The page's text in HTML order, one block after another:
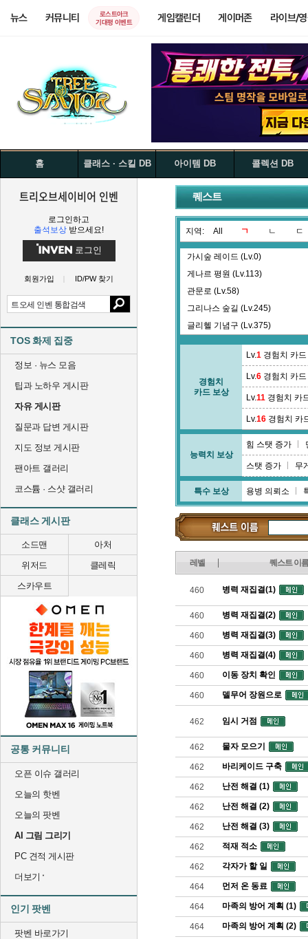
뉴스 커뮤니티
로스트아크
기대평 이벤트
게임캘린더 게이머존 라이브/
홈 클래스 · 스킬 DB 아이템 DB 콜렉션 DB
트리오브세이비어 인벤
로그인하고
출석보상 받으세요!
로그인
회원가입 ID/PW 찾기
TOS 화제 집중
정보 · 뉴스 모음
팁과 노하우 게시판
자유 게시판
질문과 답변 게시판
지도 정보 게시판
팬아트 갤러리
코스튬 · 스샷 갤러리
클래스 게시판
소드맨
아처
위저드
클레릭
스카우트
공통 커뮤니티
오픈 이슈 갤러리
오늘의 핫벤
오늘의 팟벤
AI 그림 그리기
PC 견적 게시판
더보기
인기 팟벤
팟벤 바로가기
퀘스트
지역: All ㄱ ㄴ ㄷ
가시숲 레이드 (Lv.0)
게나르 평원 (Lv.113)
관문로 (Lv.58)
그리나스 숲길 (Lv.245)
글리헬 기념구 (Lv.375)
긴다리 계곡 (Lv.64)
경험치
카드 보상
Lv.1 경험치 카드
Lv.6 경험치 카드
Lv.11 경험치 카
Lv.16 경험치 카
능력치 보상
힘 스탯 증가
스탯 증가 무
특수 보상 용병 의뢰소
레벨 퀘스트 이름
460 병력 재집결(1)
460 병력 재집결(2)
460 병력 재집결(3)
460 병력 재집결(4)
460 이동 장치 확인
460 델무어 장원으로
462 임시 거점
462 물자 모으기
462 바리케이드 구축
462 난전 해결 (1)
462 난전 해결 (2)
462 난전 해결 (3)
462 적재 적소
462 각자가 할 일
464 먼저 온 동료
464 마족의 방어 계획 (1)
464 마족의 방어 계획 (2)